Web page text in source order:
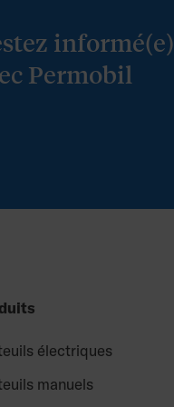
informé(e)
Permobil
électriques
manuels